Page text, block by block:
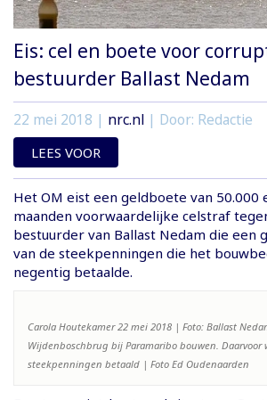
Eis: cel en boete voor
bestuurder Ballast Nedam
22 mei 2018 | nrc.nl | Door: Redactie
LEES VOOR
Het OM eist een geldboete van 50.000
maanden voorwaardelijke celstraf
bestuurder van Ballast Nedam die een
van de steekpenningen die het
negentig betaalde.
Carola Houtekamer 22 mei 2018 | Foto: Ballast
Wijdenboschbrug bij Paramaribo bouwen. Daarvoor
steekpenningen betaald | Foto Ed Oudenaarden